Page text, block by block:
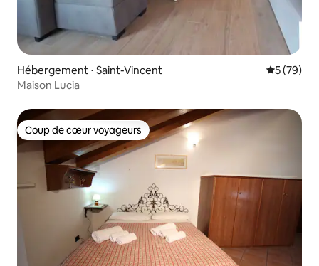
Hébergement ⋅ Saint-Vincent
5 (79)
Maison Lucia
Coup de cœur voyageurs
Coup de cœur voyageurs